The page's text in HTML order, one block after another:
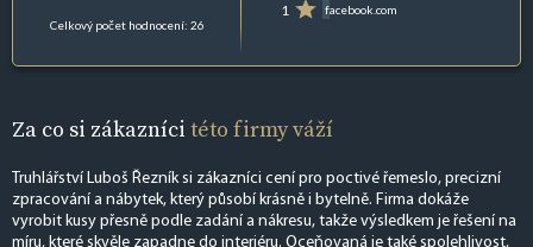
Celkový počet hodnocení: 26
1 facebook.com
Za co si zákazníci této firmy váží
Truhlářství Luboš Řezník si zákazníci cení pro poctivé řemeslo, precizní
zpracování a nábytek, který působí krásně i bytelně. Firma dokáže
vyrobit kusy přesně podle zadání a nákresu, takže výsledkem je řešení na
míru, které skvěle zapadne do interiéru. Oceňovaná je také spolehlivost,